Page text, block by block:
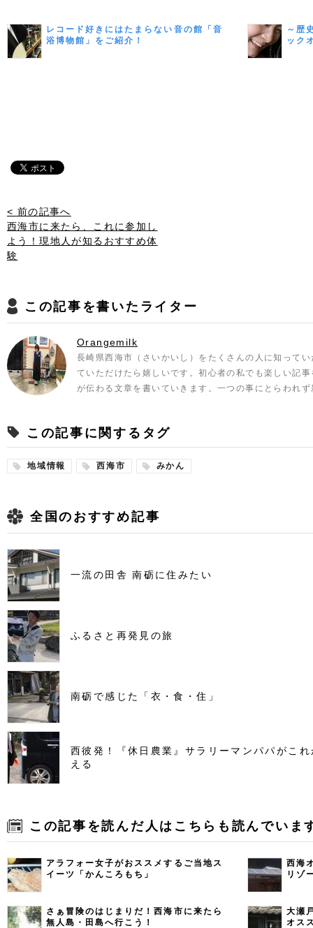
レコード好きにはたまらない音の館「音
浴博物館」をご紹介！
～歴
ック
< 前の記事へ
西海市に来たら、これに参加し
よう！現地人が知るおすすめ体
験
この記事を書いたライター
Orangemilk
長崎県西海市（さいかいし）をたくさんの人に知って
ていただけたら嬉しいです。初心者の私でも楽しい記
が伝わる文章を書いていきます。一つの事にとらわれ
この記事に関するタグ
地域情報 西海市 みかん
全国のおすすめ記事
一流の田舎 南砺に住みたい
ふるさと再発見の旅
南砺で感じた「衣・食・住」
西彼発！『休日農業』サラリーマンパパがこ
える
この記事を読んだ人はこちらも読んでいま
アラフォー女子がおススメするご当地ス
イーツ「かんころもち」
西海
リゾ
さぁ冒険のはじまりだ！西海市に来たら
無人島・田島へ行こう！
大瀬
オス